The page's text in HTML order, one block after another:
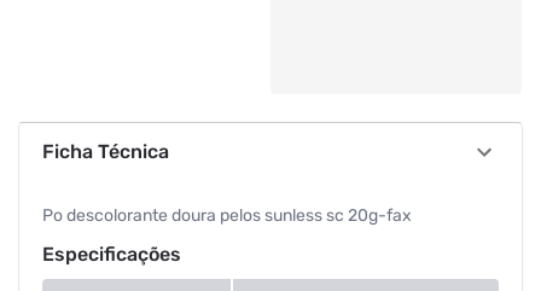
Ficha Técnica
Po descolorante doura pelos sunless sc 20g-fax
Especificações